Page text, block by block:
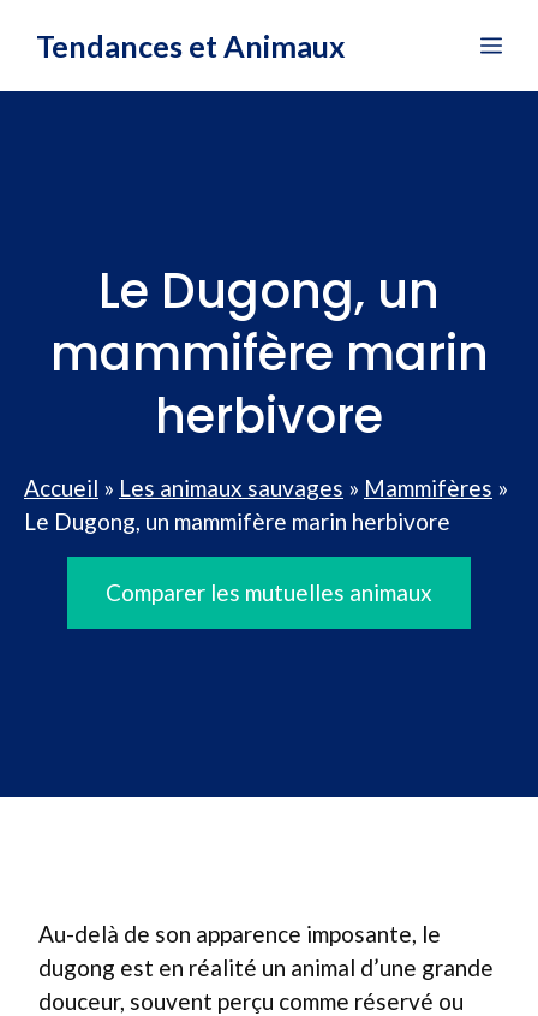
Tendances et Animaux
Le Dugong, un
mammifère marin
herbivore
Accueil » Les animaux sauvages » Mammifères »
Le Dugong, un mammifère marin herbivore
Comparer les mutuelles animaux
Au-delà de son apparence imposante, le
dugong est en réalité un animal d’une grande
douceur, souvent perçu comme réservé ou